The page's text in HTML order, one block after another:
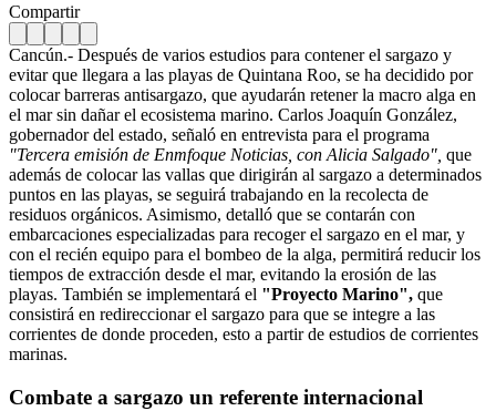
Compartir
Cancún.- Después de varios estudios para contener el sargazo y
evitar que llegara a las playas de Quintana Roo, se ha decidido por
colocar barreras antisargazo, que ayudarán retener la macro alga en
el mar sin dañar el ecosistema marino. Carlos Joaquín González,
gobernador del estado, señaló en entrevista para el programa
"Tercera emisión de Enmfoque Noticias, con Alicia Salgado", que
además de colocar las vallas que dirigirán al sargazo a determinados
puntos en las playas, se seguirá trabajando en la recolecta de
residuos orgánicos. Asimismo, detalló que se contarán con
embarcaciones especializadas para recoger el sargazo en el mar, y
con el recién equipo para el bombeo de la alga, permitirá reducir los
tiempos de extracción desde el mar, evitando la erosión de las
playas. También se implementará el "Proyecto Marino", que
consistirá en redireccionar el sargazo para que se integre a las
corrientes de donde proceden, esto a partir de estudios de corrientes
marinas.
Combate a sargazo un referente internacional